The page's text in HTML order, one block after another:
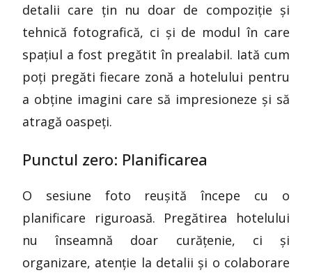
detalii care țin nu doar de compoziție și
tehnică fotografică, ci și de modul în care
spațiul a fost pregătit în prealabil. Iată cum
poți pregăti fiecare zonă a hotelului pentru
a obține imagini care să impresioneze și să
atragă oaspeți.
Punctul zero: Planificarea
O sesiune foto reușită începe cu o
planificare riguroasă. Pregătirea hotelului
nu înseamnă doar curățenie, ci și
organizare, atenție la detalii și o colaborare